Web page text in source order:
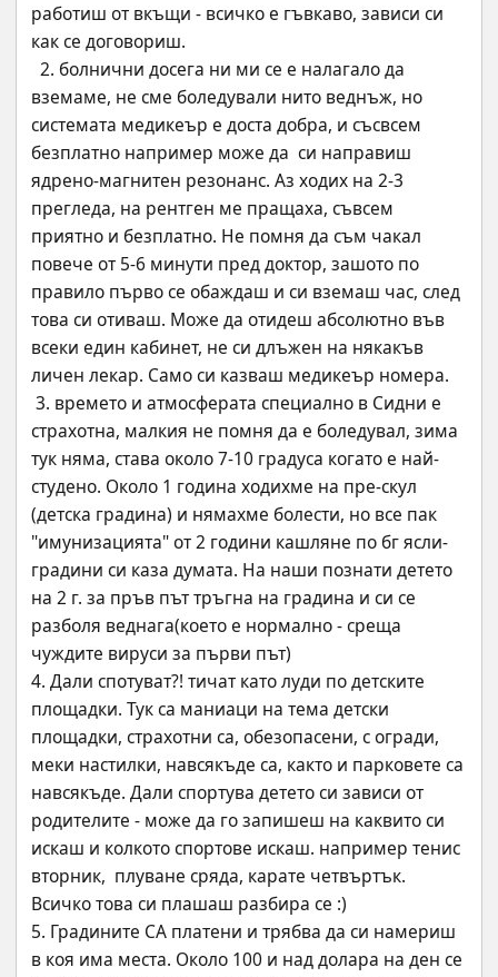
работиш от вкъщи - всичко е гъвкаво, зависи си
как се договориш.
вземаме, не сме боледували нито веднъж, но
системата медикеър е доста добра, и съсвсем
безплатно например може да  си направиш
ядрено-магнитен резонанс. Аз ходих на 2-3
прегледа, на рентген ме пращаха, съвсем
приятно и безплатно. Не помня да съм чакал
повече от 5-6 минути пред доктор, зашото по
правило първо се обаждаш и си вземаш час, след
това си отиваш. Може да отидеш абсолютно във
всеки един кабинет, не си длъжен на някакъв
личен лекар. Само си казваш медикеър номера.
страхотна, малкия не помня да е боледувал, зима
тук няма, става около 7-10 градуса когато е най-
студено. Около 1 година ходихме на пре-скул
(детска градина) и нямахме болести, но все пак
"имунизацията" от 2 години кашляне по бг ясли-
градини си каза думата. На наши познати детето
на 2 г. за пръв път тръгна на градина и си се
разболя веднага(което е нормално - среща
чуждите вируси за първи път)
4. Дали спотуват?! тичат като луди по детските
площадки. Тук са маниаци на тема детски
площадки, страхотни са, обезопасени, с огради,
меки настилки, навсякъде са, както и парковете са
навсякъде. Дали спортува детето си зависи от
родителите - може да го запишеш на каквито си
искаш и колкото спортове искаш. например тенис
вторник,  плуване сряда, карате четвъртък.
Всичко това си плашаш разбира се :)
5. Градините СА платени и трябва да си намериш
в коя има места. Около 100 и над долара на ден се